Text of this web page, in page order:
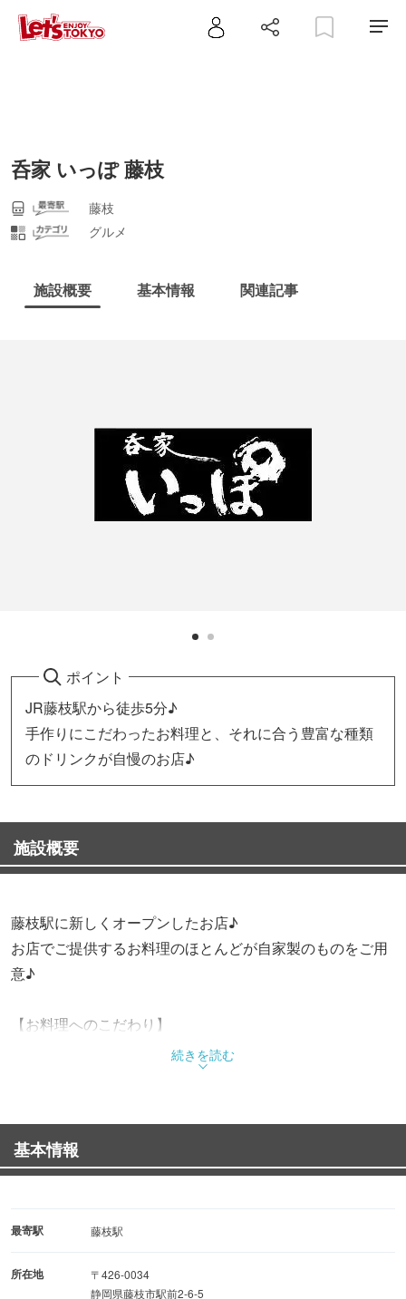
呑家 いっぽ 藤枝
藤枝
グルメ
施設概要 基本情報 関連記事
ポイント
JR藤枝駅から徒歩5分♪
手作りにこだわったお料理と、それに合う豊富な種類
のドリンクが自慢のお店♪
施設概要
藤枝駅に新しくオープンしたお店♪
お店でご提供するお料理のほとんどが自家製のものをご用
意♪
【お料理へのこだわり】
お料理は皆様に喜んで頂きたいので、お店でご提供するお
料理のほとんどは手作りにこだわっています。
ので、お気軽にお問い合わせください。
【空間へのこだわり】
意♪
しみ頂けます♪
続きを読む
基本情報
最寄駅 藤枝駅
所在地
〒426-0034
静岡県藤枝市駅前2-6-5